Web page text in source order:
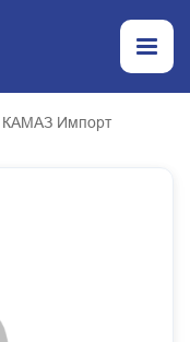
КАМАЗ Импорт